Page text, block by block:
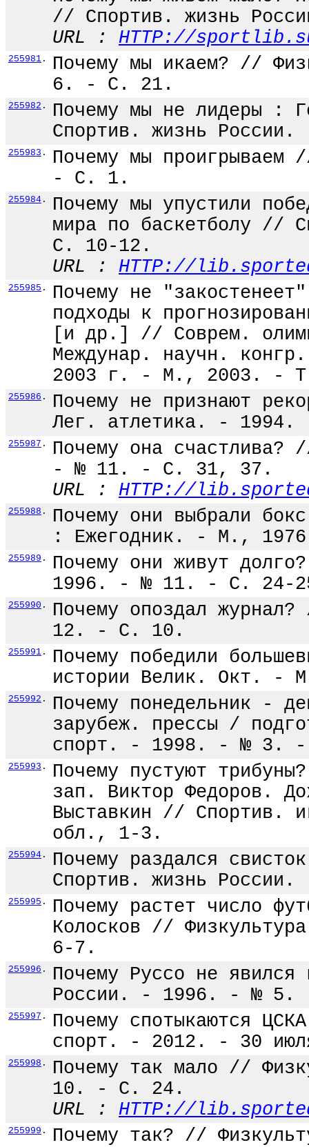
// Спортив. жизнь
URL : HTTP://
255981 .
Почему мы икаем? //
6. - С. 21.
255982 .
Почему мы не лидеры :
Спортив. жизнь
255983 .
Почему мы
- С. 1.
255984 .
Почему мы упустили
мира по баскетболу
С. 10-12.
URL : HTTP://
255985 .
Почему не
подходы к
[и др.] // Соврем.
Междунар. научн.
2003 г. - М., 2003. -
255986 .
Почему не признают
Лег. атлетика. -
255987 .
Почему она
- № 11. - С. 31, 37.
URL : HTTP://
255988 .
Почему они выбрали
: Ежегодник. - М.,
255989 .
Почему они живут
1996. - № 11. - С. 24-
255990 .
Почему опоздал
12. - С. 10.
255991 .
Почему победили
истории Велик. Окт. -
255992 .
Почему понедельник -
зарубеж. прессы /
спорт. - 1998. - № 3.
255993 .
Почему пустуют
зап. Виктор Федоров.
Выставкин //
обл., 1-3.
255994 .
Почему раздался
Спортив. жизнь
255995 .
Почему растет число
Колосков //
6-7.
255996 .
Почему Руссо не
России. - 1996. - №
255997 .
Почему спотыкаются
спорт. - 2012. - 30
255998 .
Почему так мало //
10. - С. 24.
URL : HTTP://
255999 .
Почему так? //